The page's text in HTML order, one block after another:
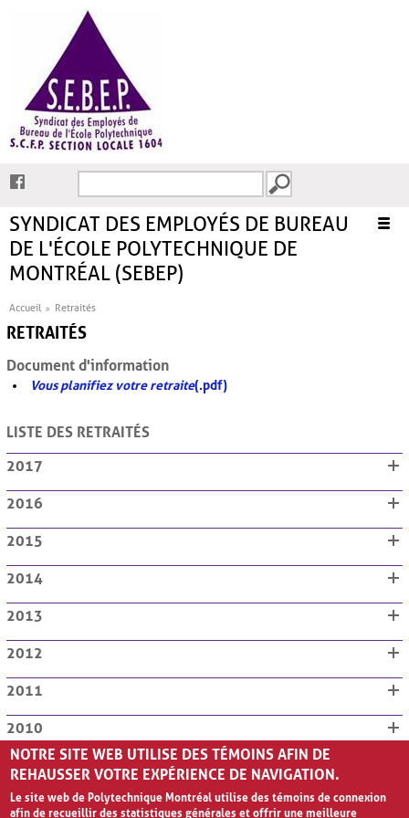
Aller au contenu principal
FORMULAIRE DE
SYNDICAT DES EMPLOYÉS DE BUREAU
DE L'ÉCOLE POLYTECHNIQUE DE
MONTRÉAL (SEBEP)
Accueil
Affiliations
Comités
Convention collective et échelles salariales
Secteurs
Membres et ancienneté
Retraités
Historique
VOUS ÊTES ICI
Accueil Retraités
RETRAITÉS
Document d'information
Vous planifiez votre retraite(.pdf)
LISTE DES RETRAITÉS
2017
2016
2015
2014
2013
2012
2011
2010
2009
2008
NOTRE SITE WEB UTILISE DES TÉMOINS AFIN DE
REHAUSSER VOTRE EXPÉRIENCE DE NAVIGATION.
Le site web de Polytechnique Montréal utilise des témoins de connexion
afin de recueillir des statistiques générales et offrir une meilleure